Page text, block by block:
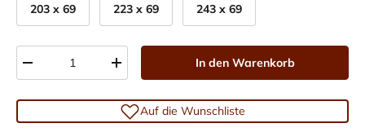
203 x 69 223 x 69 243 x 69
-
+ In den Warenkorb
Auf die Wunschliste